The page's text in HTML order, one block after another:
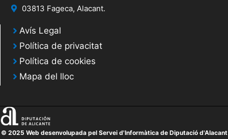
03813 Fageca, Alacant.
Avís Legal
Política de privacitat
Política de cookies
Mapa del lloc
© 2025 Web desenvolupada pel Servei d'Informàtica de Diputació d'Alacant